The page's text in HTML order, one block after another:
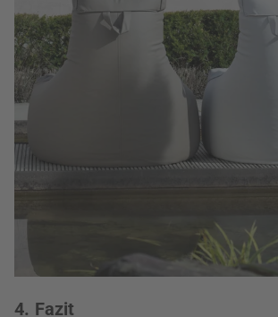
4. Fazit